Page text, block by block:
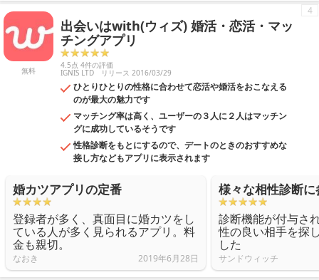
無料
出会いはwith(ウィズ) 婚活・恋活・マッ
チングアプリ
4.5点 4件の評価
IGNIS LTD リリース 2016/03/29
ひとりひとりの性格に合わせて恋活や婚活をおこなえる
のが最大の魅力です
マッチング率は高く、ユーザーの３人に２人はマッチン
グに成功しているそうです
性格診断をもとにするので、デートのときのおすすめな
接し方などもアプリに表示されます
4
婚カツアプリの定番
登録者が多く、真面目に婚カツをし
ている人が多く見られるアプリ。料
金も親切。
なおき 2019年6月28日
様々な相性診断
診断機能が付与さ
性の良い相手を探
した
サンドウィッチ